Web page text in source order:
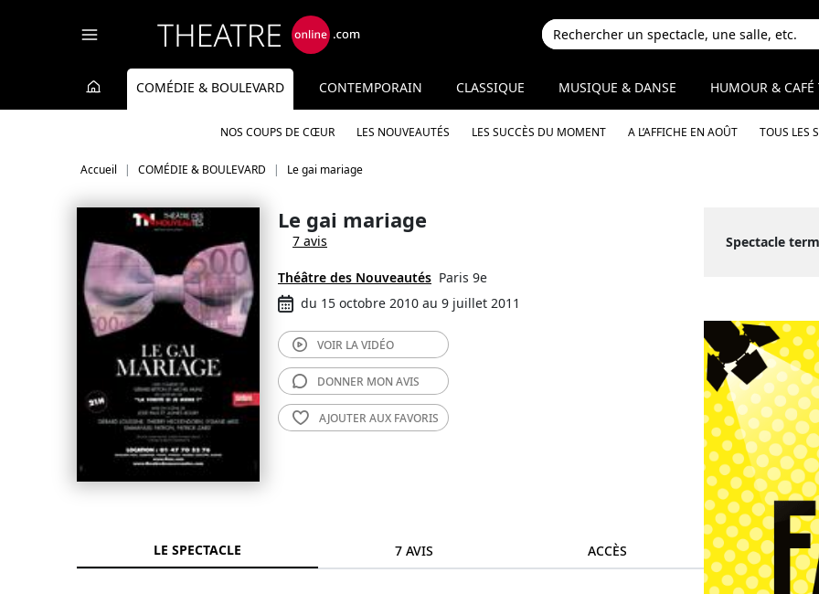
COMÉDIE & BOULEVARD
NOS COUPS DE CŒUR LES NOUVEAUTÉS LES SUCCÈS DU MOMENT A L’AFFICHE EN AOÛT TOUS LES
CONTEMPORAIN CLASSIQUE MUSIQUE & DANSE HUMOUR & CAFÉ
Accueil COMÉDIE & BOULEVARD Le gai mariage
Le gai mariage
7 avis
Théâtre des Nouveautés Paris 9e
du 15 octobre 2010 au 9 juillet 2011
VOIR LAVIDÉO
DONNER MON AVIS
AJOUTER AUX FAVORIS
LE SPECTACLE 7 AVIS ACCÈS
Spectacle